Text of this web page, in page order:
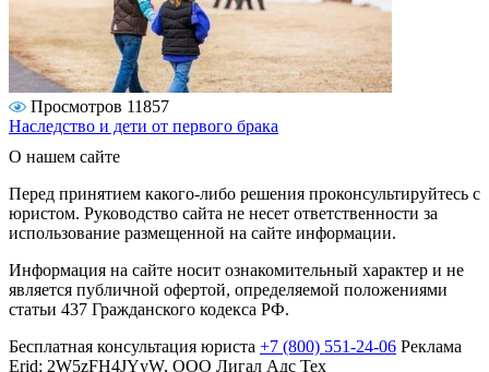
Просмотров 11857
Наследство и дети от первого брака
О нашем сайте
Перед принятием какого-либо решения проконсультируйтесь с
юристом. Руководство сайта не несет ответственности за
использование размещенной на сайте информации.
Информация на сайте носит ознакомительный характер и не
является публичной офертой, определяемой положениями
статьи 437 Гражданского кодекса РФ.
Бесплатная консультация юриста +7 (800) 551-24-06 Реклама
Erid: 2W5zFH4JYyW, ООО Лигал Адс Тех